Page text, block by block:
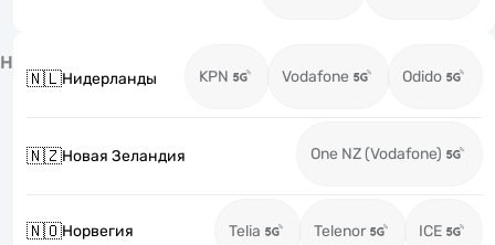
Н
🇳🇱Нидерланды KPN Vodafone Odido
🇳🇿Новая Зеландия One NZ (Vodafone)
🇳🇴Норвегия Telia Telenor ICE